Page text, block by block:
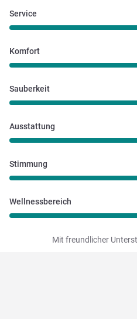
Service
Komfort
Sauberkeit
Ausstattung
Stimmung
Wellnessbereich
Mit freundlicher